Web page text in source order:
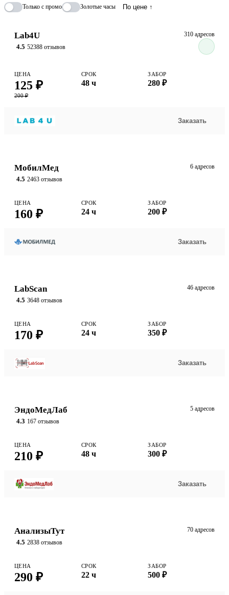
Только с промо Золотые часы По цене ↑
Lab4U
4.5 52388 отзывов
310 адресов
ЦЕНА
125 ₽
200 ₽
СРОК
48 ч
ЗАБОР
280 ₽
Заказать
МобилМед
4.5 2463 отзывов
6 адресов
ЦЕНА
160 ₽
СРОК
24 ч
ЗАБОР
200 ₽
Заказать
LabScan
4.5 3648 отзывов
46 адресов
ЦЕНА
170 ₽
СРОК
24 ч
ЗАБОР
350 ₽
Заказать
ЭндоМедЛаб
4.3 167 отзывов
5 адресов
ЦЕНА
210 ₽
СРОК
48 ч
ЗАБОР
300 ₽
Заказать
АнализыТут
4.5 2838 отзывов
70 адресов
ЦЕНА
290 ₽
СРОК
22 ч
ЗАБОР
500 ₽